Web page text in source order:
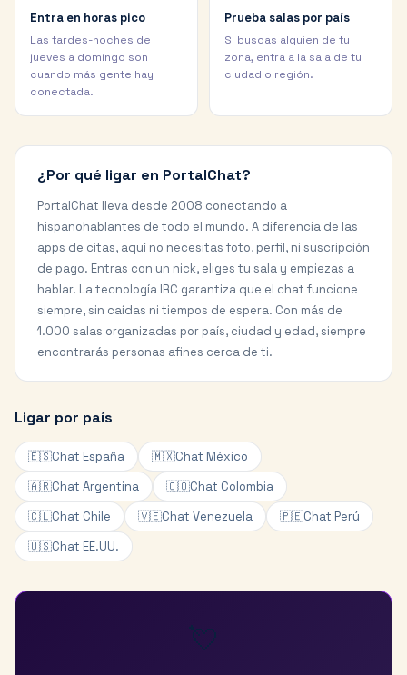
Entra en horas pico
Las tardes-noches de
jueves a domingo son
cuando más gente hay
conectada.
Prueba salas por país
Si buscas alguien de tu
zona, entra a la sala de tu
ciudad o región.
¿Por qué ligar en PortalChat?
PortalChat lleva desde 2008 conectando a
hispanohablantes de todo el mundo. A diferencia de las
apps de citas, aquí no necesitas foto, perfil, ni suscripción
de pago. Entras con un nick, eliges tu sala y empiezas a
hablar. La tecnología IRC garantiza que el chat funcione
siempre, sin caídas ni tiempos de espera. Con más de
1.000 salas organizadas por país, ciudad y edad, siempre
encontrarás personas afines cerca de ti.
Ligar por país
🇪🇸Chat España 🇲🇽Chat México
🇦🇷Chat Argentina 🇨🇴Chat Colombia
🇨🇱Chat Chile 🇻🇪Chat Venezuela 🇵🇪Chat Perú
🇺🇸Chat EE.UU.
💘